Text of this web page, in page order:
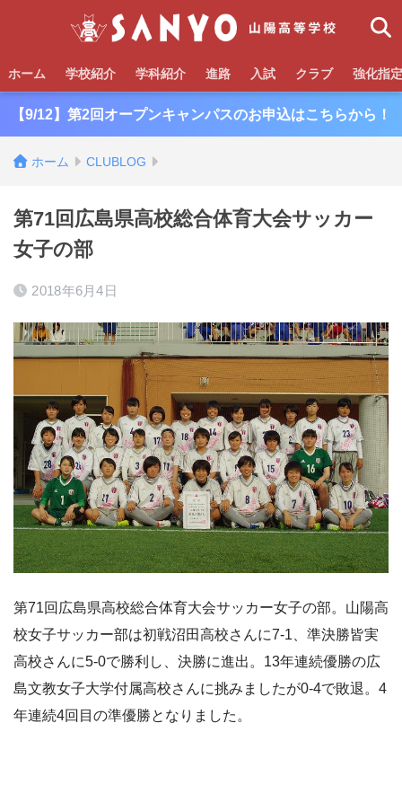
ホーム 学校紹介 学科紹介 進路 入試 クラブ 強化指
【9/12】第2回オープンキャンパスのお申込はこちらから！
ホーム CLUBLOG
第71回広島県高校総合体育大会サッカー
女子の部
2018年6月4日
第71回広島県高校総合体育大会サッカー女子の部。山陽高
校女子サッカー部は初戦沼田高校さんに7-1、準決勝皆実
高校さんに5-0で勝利し、決勝に進出。13年連続優勝の広
島文教女子大学付属高校さんに挑みましたが0-4で敗退。4
年連続4回目の準優勝となりました。